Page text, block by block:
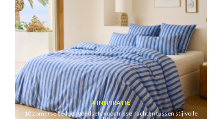
INSPIRATIE
10 zomerse beddengoedsets voor frisse nachten tussen stijlvolle